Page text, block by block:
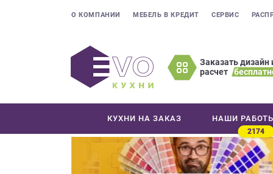
О КОМПАНИИ МЕБЕЛЬ В КРЕДИТ СЕРВИС
Заказать дизайн
расчет
КУХНИ НА ЗАКАЗ НАШИ
2174
ваши